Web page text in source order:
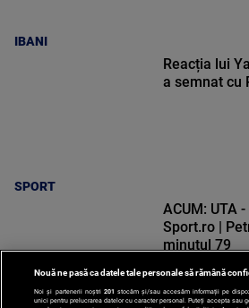
IBANI
SPORT
Reacția lui
a semnat cu
ACUM: UTA
Sport.ro |
minutul 79
Nouă ne pasă ca datele tale personale să rămână
Noi și partenerii noștri 201 stocăm și/sau accesăm informații pe
unici pentru prelucrarea datelor cu caracter personal. Puteți accepta sau